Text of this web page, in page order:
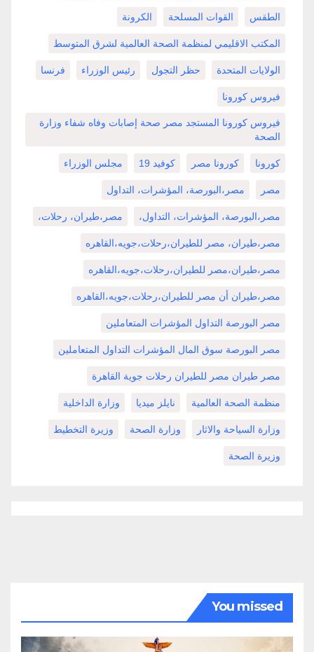
الطقس القوات المسلحة الكرونة
المكتب الاقليمي لمنظمة الصحة العالمية لشرق المتوسط
الولايات المتحدة حظر التجول رئيس الوزراء فرنسا
فيروس كورونا
فيروس كورونا المستجد مصر صحة إصابات وفاه شفاء وزارة
الصحة
كورونا كورونا مصر كوفيد 19 مجلس الوزراء
مصر مصر،البورصة، المؤشرات، التداول
مصر،البورصة، المؤشرات، التداول، مصر،طيران، رحلات،
مصر،طيران، مصر للطيران،رحلات،جويه،القاهره
مصر،طيران،مصر للطيران،رحلات،جويه،القاهره
مصر،طيران أن مصر للطيران،رحلات،جويه،القاهره
مصر البورصة التداول المؤشرات المتعاملين
مصر البورصة سوق المال المؤشرات التداول المتعاملين
مصر طيران مصر للطيران رحلات جوية القاهرة
منظمة الصحة العالمية نايلز ميديا وزارة الداخلية
وزارة السياحة والاثار وزارة الصحة وزيرة التخطيط
وزيرة الصحة
You missed